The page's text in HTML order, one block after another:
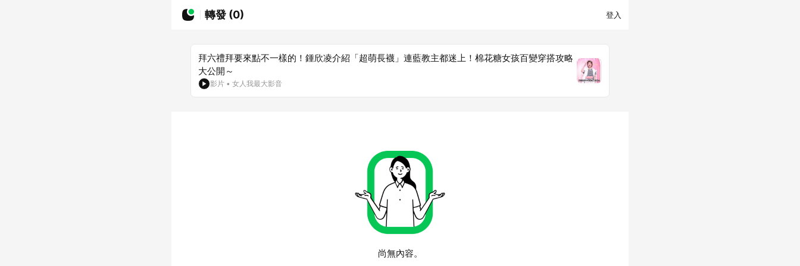
轉發 (0) 登入
拜六禮拜要來點不一樣的！鍾欣凌介紹「超萌長襪」連藍教主都迷上！棉花糖女孩百變穿搭攻略
大公開～
影片 • 女人我最大影音
尚無內容。